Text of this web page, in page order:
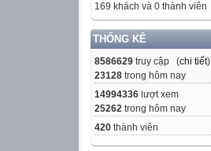
169 khách và 0 thành viên
THỐNG KÊ
8586629 truy cập (chi tiết)
23128 trong hôm nay
14994336 lượt xem
25262 trong hôm nay
420 thành viên